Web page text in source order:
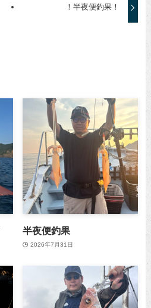
！半夜便釣果！
半夜便釣果
2026年7月31日